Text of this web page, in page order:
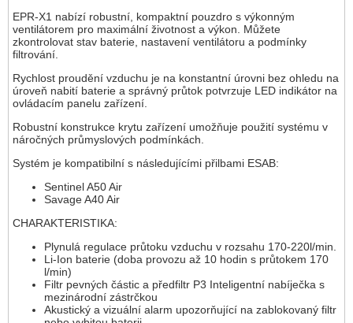
EPR-X1 nabízí robustní, kompaktní pouzdro s výkonným
ventilátorem pro maximální životnost a výkon. Můžete
zkontrolovat stav baterie, nastavení ventilátoru a podmínky
filtrování.
Rychlost proudění vzduchu je na konstantní úrovni bez ohledu na
úroveň nabití baterie a správný průtok potvrzuje LED indikátor na
ovládacím panelu zařízení.
Robustní konstrukce krytu zařízení umožňuje použití systému v
náročných průmyslových podmínkách.
Systém je kompatibilní s následujícími přilbami ESAB:
Sentinel A50 Air
Savage A40 Air
CHARAKTERISTIKA:
Plynulá regulace průtoku vzduchu v rozsahu 170-220l/min.
Li-Ion baterie (doba provozu až 10 hodin s průtokem 170
l/min)
Filtr pevných částic a předfiltr P3 Inteligentní nabíječka s
mezinárodní zástrčkou
Akustický a vizuální alarm upozorňující na zablokovaný filtr